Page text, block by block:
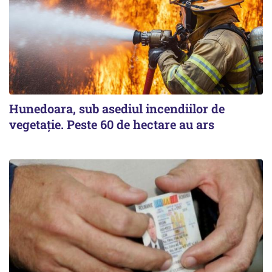
Hunedoara, sub asediul incendiilor de
vegetație. Peste 60 de hectare au ars